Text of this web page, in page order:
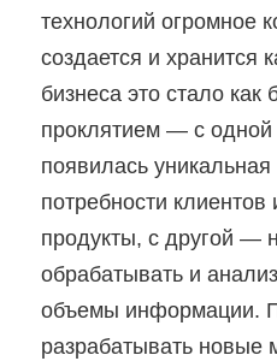
технологий огромное
создается и хранится
бизнеса это стало как
проклятием — с одной
появилась
потребности клиентов
продукты, с другой —
обрабатывать и
объемы информации.
разрабатывать новые